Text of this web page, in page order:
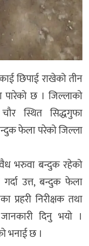
छिपाई राखेको तीन
छ । जिल्लाको
स्थित सिद्धगुफा
फेला परेको जिल्ला
भरुवा बन्दुक रहेको
उत्त, बन्दुक फेला
प्रहरी निरीक्षक तथा
दिनु भयो ।
भनाई छ ।